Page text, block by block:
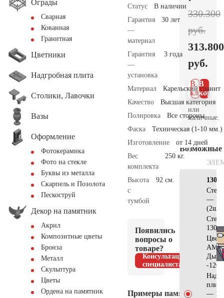
Ограды
Сварная
Кованная
Гранитная
Цветники
Надгробная плита
Столики, Лавочки
Вазы
Оформление
Фотокерамика
Фото на стекле
Буквы из металла
Скарпель и Позолота
Пескоструй
Декор на памятник
Акрил
Композитные цветы
Бронза
Металл
Скульптура
Цветы
Ордена на памятник
Статус
В наличии
Гарантия
—
материал
30 лет
Гарантия
—
установка
3 года
Материал
Карельский гранит
Качество
Высшая категория
Полировка
Все стороны
Фаска
Техническая (1-10 мм.)
Изготовление
от 14 дней
Вес
комплекта
250 кг.
Высота
с
тумбой
92 см.
Появились
вопросы о
товаре?
Консультация
специалиста
Примеры памятников
330.300
руб.
313.800
руб.
В
В 1
клик
или
наличные.
Возможные
—
(2шт)
Дым
-
—